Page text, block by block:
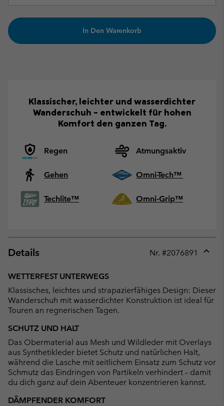
In Den Warenkorb
Klassischer, leichter und wasserdichter
Wanderschuh – entwickelt für hohen
Komfort den ganzen Tag.
Regen Atmungsaktiv
Gehen Omni-Tech™
Techlite™ Omni-Grip™
Details Nr. #2076891
WETTERFEST UNTERWEGS
Klassisches, leichtes und strapazierfähiges Design: Dieser
Wanderschuh mit wasserdichter Konstruktion ist ideal für
Touren an regnerischen Tagen.
SCHUTZ UND HALT
Das Obermaterial aus Mesh und Wildleder mit Overlays
aus Synthetikleder bietet Schutz und natürlichen Halt,
während die Lasche mit seitlichem Einsatz zum Schutz vor
Schmutz das Eindringen von Partikeln verhindert – damit
du dich ganz auf dein Abenteuer konzentrieren kannst.
DÄMPFENDER KOMFORT